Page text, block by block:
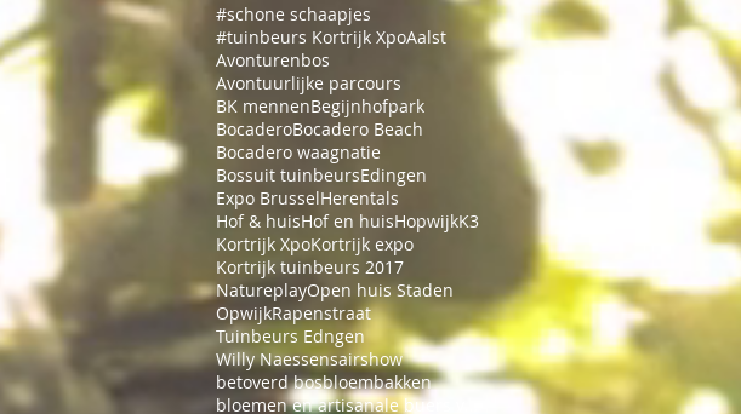
#schone schaapjes
#tuinbeurs Kortrijk XpoAalst
Avonturenbos
Avontuurlijke parcours
BK mennenBegijnhofpark
BocaderoBocadero Beach
Bocadero waagnatie
Bossuit tuinbeursEdingen
Expo BrusselHerentals
Hof & huisHof en huisHopwijkK3
Kortrijk XpoKortrijk expo
Kortrijk tuinbeurs 2017
NatureplayOpen huis Staden
OpwijkRapenstraat
Tuinbeurs Edngen
Willy Naessensairshow
betoverd bosbloembakken